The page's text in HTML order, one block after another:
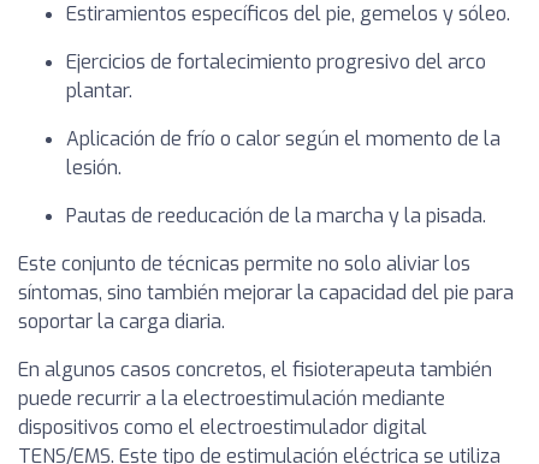
Estiramientos específicos del pie, gemelos y sóleo.
Ejercicios de fortalecimiento progresivo del arco
plantar.
Aplicación de frío o calor según el momento de la
lesión.
Pautas de reeducación de la marcha y la pisada.
Este conjunto de técnicas permite no solo aliviar los
síntomas, sino también mejorar la capacidad del pie para
soportar la carga diaria.
En algunos casos concretos, el fisioterapeuta también
puede recurrir a la electroestimulación mediante
dispositivos como el electroestimulador digital
TENS/EMS. Este tipo de estimulación eléctrica se utiliza